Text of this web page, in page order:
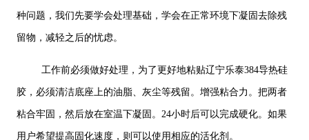
种问题，我们先要学会处理基础，学会在正常环境下凝固去除残
留物，减轻之后的忧虑。
工作前必须做好处理，为了更好地粘贴辽宁乐泰384导热硅
胶，必须清洁底座上的油脂、灰尘等残留。增强粘合力。把两者
粘合牢固，然后放在室温下凝固。24小时后可以完成硬化。如果
用户希望提高固化速度，则可以使用相应的活化剂。